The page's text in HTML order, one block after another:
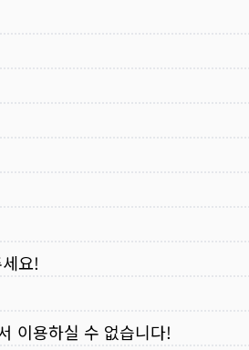
요!
이용하실 수 없습니다!